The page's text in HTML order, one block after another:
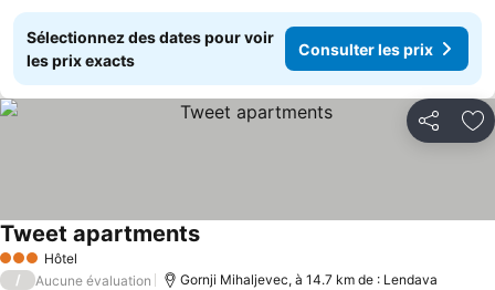
Sélectionnez des dates pour voir
les prix exacts
Consulter les prix
Partager
3 ÉtoilesHôtel
Tweet apartments
/ Aucune évaluation Gornji Mihaljevec, à 14.7 km de : Lendava